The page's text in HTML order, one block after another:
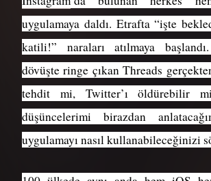
uygulamaya daldı. Etrafta “işte
katili!” naraları atılmaya
dövüşte ringe çıkan Threads
tehdit mi, Twitter’ı öldürebilir
düşüncelerimi birazdan
uygulamayı nasıl kullanabileceğinizi